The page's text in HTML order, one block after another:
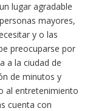
lugar agradable
mayores,
y o las
preocuparse por
a la ciudad de
de minutos y
al entretenimiento
cuenta con